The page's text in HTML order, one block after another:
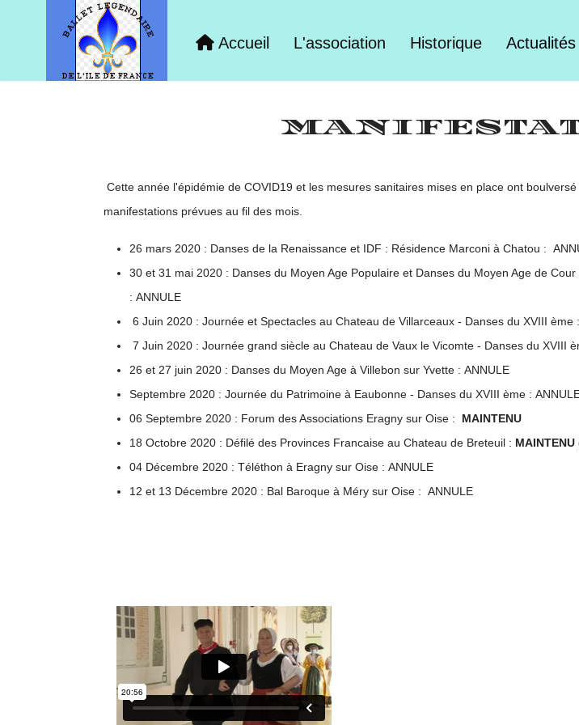
Accueil L'association Historique Actualités
Cette année l'épidémie de COVID19 et les mesures sanitaires mises en place ont
manifestations prévues au fil des mois.
26 mars 2020 : Danses de la Renaissance et IDF : Résidence Marconi à Chatou :
30 et 31 mai 2020 : Danses du Moyen Age Populaire et Danses du Moyen Age de
: ANNULE
6 Juin 2020 : Journée et Spectacles au Chateau de Villarceaux - Danses du XVIII ème
7 Juin 2020 : Journée grand siècle au Chateau de Vaux le Vicomte - Danses du XVIII
26 et 27 juin 2020 : Danses du Moyen Age à Villebon sur Yvette : ANNULE
Septembre 2020 : Journée du Patrimoine à Eaubonne - Danses du XVIII ème :
06 Septembre 2020 : Forum des Associations Eragny sur Oise :
MAINTENU
18 Octobre 2020 : Défilé des Provinces Francaise au Chateau de Breteuil :
04 Décembre 2020 : Téléthon à Eragny sur Oise : ANNULE
12 et 13 Décembre 2020 : Bal Baroque à Méry sur Oise : ANNULE